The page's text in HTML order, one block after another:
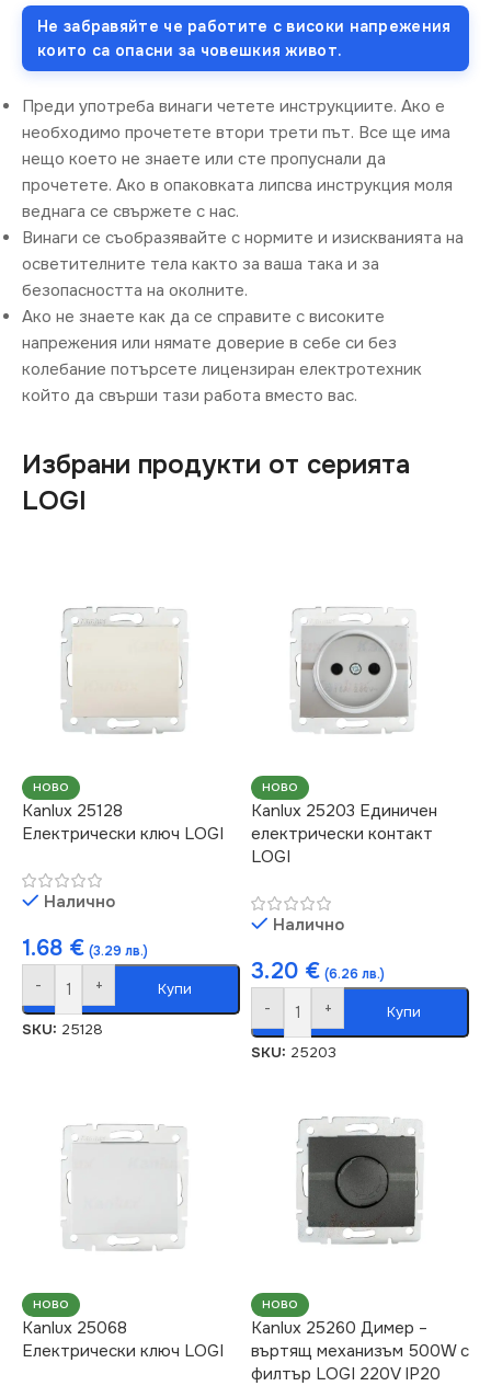
Не забравяйте че работите с високи напрежения
които са опасни за човешкия живот.
Преди употреба винаги четете инструкциите. Ако е
необходимо прочетете втори трети път. Все ще има
нещо което не знаете или сте пропуснали да
прочетете. Ако в опаковката липсва инструкция моля
веднага се свържете с нас.
Винаги се съобразявайте с нормите и изискванията на
осветителните тела както за ваша така и за
безопасността на околните.
Ако не знаете как да се справите с високите
напрежения или нямате доверие в себе си без
колебание потърсете лицензиран електротехник
който да свърши тази работа вместо вас.
Избрани продукти от серията
LOGI
НОВО
Kanlux 25128
Електрически ключ LOGI
Налично
1.68 € (3.29 лв.)
- + Купи
SKU: 25128
НОВО
Kanlux 25203 Единичен
електрически контакт
LOGI
Налично
3.20 € (6.26 лв.)
- + Купи
SKU: 25203
НОВО
Kanlux 25068
Електрически ключ LOGI
НОВО
Kanlux 25260 Димер –
въртящ механизъм 500W с
филтър LOGI 220V IP20